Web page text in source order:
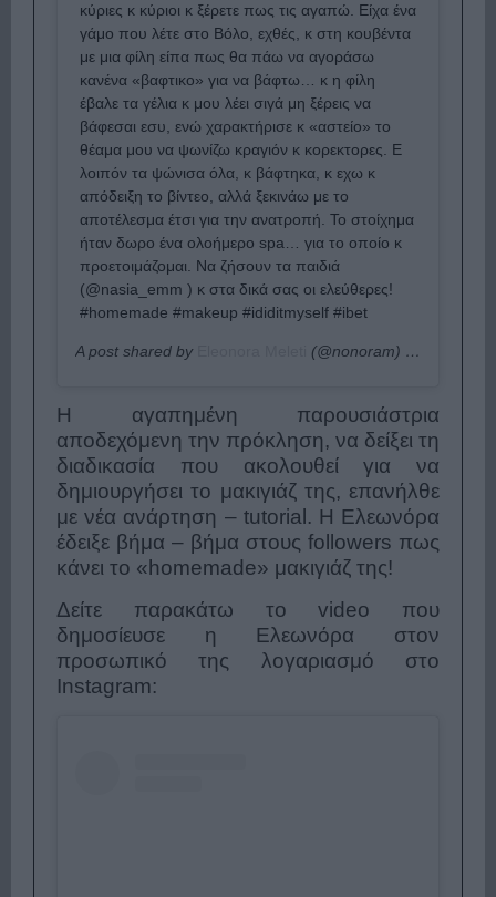
κύριες κ κύριοι κ ξέρετε πως τις αγαπώ. Είχα ένα
γάμο που λέτε στο Βόλο, εχθές, κ στη κουβέντα
με μια φίλη είπα πως θα πάω να αγοράσω
κανένα «βαφτικο» για να βάφτω… κ η φίλη
έβαλε τα γέλια κ μου λέει σιγά μη ξέρεις να
βάφεσαι εσυ, ενώ χαρακτήρισε κ «αστείο» το
θέαμα μου να ψωνίζω κραγιόν κ κορεκτορες. Ε
λοιπόν τα ψώνισα όλα, κ βάφτηκα, κ εχω κ
απόδειξη το βίντεο, αλλά ξεκινάω με το
αποτέλεσμα έτσι για την ανατροπή. Το στοίχημα
ήταν δωρο ένα ολοήμερο spa… για το οποίο κ
προετοιμάζομαι. Να ζήσουν τα παιδιά
(@nasia_emm ) κ στα δικά σας οι ελεύθερες!
#homemade #makeup #ididitmyself #ibet
A post shared by (@nonoram) on
Η αγαπημένη παρουσιάστρια
αποδεχόμενη την πρόκληση, να δείξει τη
διαδικασία που ακολουθεί για να
δημιουργήσει το μακιγιάζ της, επανήλθε
με νέα ανάρτηση – tutorial. Η Ελεωνόρα
έδειξε βήμα – βήμα στους followers πως
κάνει το «homemade» μακιγιάζ της!
Δείτε παρακάτω το video που
δημοσίευσε η Ελεωνόρα στον
προσωπικό της λογαριασμό στο
Instagram: